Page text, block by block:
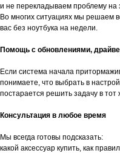
и не перекладываем проблему на
Во многих ситуациях мы решаем
вас без ноутбука на недели.
Помощь с обновлениями,
Если система начала
понимаете, что выбрать в
постарается решить задачу в тот
Консультация в любое время
Мы всегда готовы подсказать:
какой аксессуар купить, как